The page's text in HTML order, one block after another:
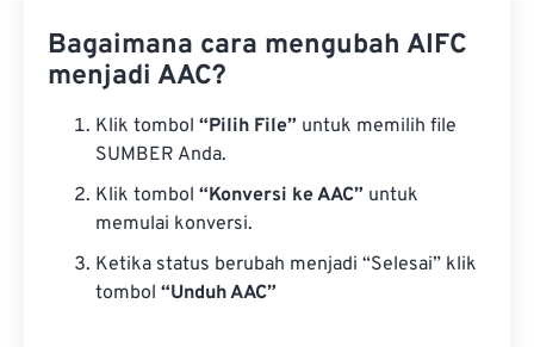
Bagaimana cara mengubah AIFC
menjadi AAC?
Klik tombol “Pilih File” untuk memilih file
SUMBER Anda.
Klik tombol “Konversi ke AAC” untuk
memulai konversi.
Ketika status berubah menjadi “Selesai” klik
tombol “Unduh AAC”